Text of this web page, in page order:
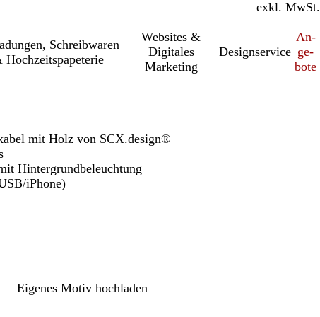
inkl. MwSt.
exkl. MwSt.
Schreib­wa­ren
Hochzeitspapeterie
Websites &
Digitales
Marketing
Designservice
An­­
ge­­
bo­­te
mit Holz von SCX.design®
Hintergrundbeleuchtung
iPhone)
Eigenes Motiv hochladen